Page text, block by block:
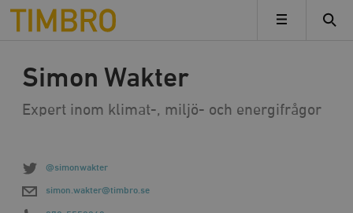
Timbro
MENY
Simon Wakter
Expert inom klimat-, miljö- och energifrågor
@simonwakter
simon.wakter@timbro.se